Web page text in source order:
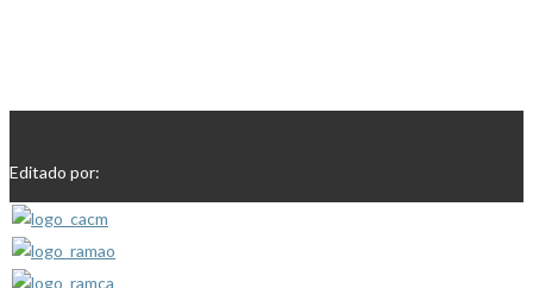
Editado por: